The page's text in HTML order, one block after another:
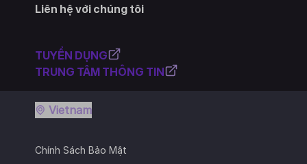
Liên hệ với chúng tôi
TUYỂN DỤNG
TRUNG TÂM THÔNG TIN
Chính Sách Bảo Mật
Vietnam